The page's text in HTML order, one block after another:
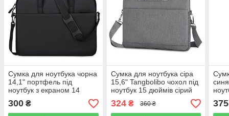
Сумка для ноутбука чорна
14,1" портфель під
ноутбук з екраном 14
дюймів м'яка поверхня
чорний
300 ₴
Сумка для ноутбука сіра
15,6" Tangbolibo чохол під
ноутбук 15 дюймів сірий
захисна сумка на ремені з
кішенями 15.6
324₴ 360 ₴ 375